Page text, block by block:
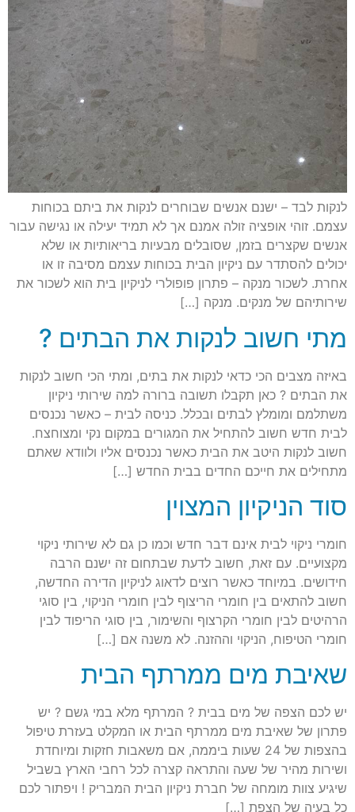
לנקות לבד – ישנם אנשים שבוחרים לנקות את ביתם בכוחות
עצמם. זוהי אופציה זולה אמנם אך לא תמיד יעילה או נגישה עבור
אנשים שקצרים בזמן, שסובלים מבעיות בריאותיות או שלא
יכולים להסתדר עם ניקיון הבית בכוחות עצמם מסיבה זו או
אחרת. לשכור מנקה – פתרון פופולרי לניקיון בית הוא לשכור את
שירותיהם של מנקים. מנקה […]
מתי חשוב לנקות את הבתים ?
באיזה מצבים הכי כדאי לנקות את בתים, ומתי הכי חשוב לנקות
את הבתים ? כאן תקבלו תשובה ברורה למה שירותי ניקיון
משתלמם ומומלץ לבתים ובכלל. כניסה לבית – כאשר נכנסים
לבית חדש חשוב להתחיל את המגורים במקום נקי ומצוחצח.
חשוב לנקות היטב את הבית כאשר נכנסים אליו ולוודא שאתם
מתחילים את חייכם החדים בבית החדש […]
סוד הניקיון המצוין
חומרי ניקוי לבית אינם דבר חדש וכמו כן גם לא שירותי ניקוי
מקצועיים. עם זאת, חשוב לדעת שבתחום זה ישנם הרבה
חידושים. במיוחד כאשר רוצים לדאוג לניקיון הדירה החדשה,
חשוב להתאים בין חומרי הריצוף לבין חומרי הניקוי, בין סוגי
הרהיטים לבין חומרי הקרצוף והשימור, בין סוגי הריפוד לבין
חומרי הטיפוח, הניקוי וההזנה. לא משנה אם […]
שאיבת מים ממרתף הבית
יש לכם הצפה של מים בבית ? המרתף מלא במי גשם ? יש
פתרון של שאיבת מים ממרתף הבית או המקלט בעזרת טיפול
בהצפות של 24 שעות ביממה, אם משאבות חזקות ומיוחדת
ושירות מהיר של שעה והתראה קצרה לכל רחבי הארץ בשביל
שיגיע צוות מומחה של חברת ניקיון הבית המבריק ! ויפתור לכם
כל בעיה של הצפת […]